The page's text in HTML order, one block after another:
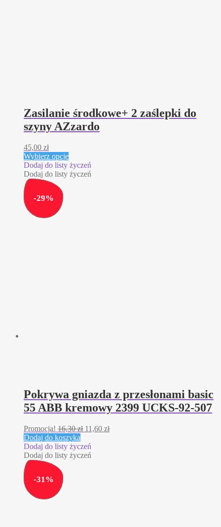
Zasilanie środkowe+ 2 zaślepki do
szyny AZzardo
45,00 zł
Wybierz opcjeTen
produkt
ma
Dodaj do listy życzeń
Dodaj do listy życzeń
-29%
Pokrywa gniazda z przesłonami basic
55 ABB kremowy 2399 UCKS-92-507
Promocja! 16,30zł Pierwotna
wynosiła:
16,30 zł.
11,60 złAktualna
Dodaj do koszyka
Dodaj do listy życzeń
Dodaj do listy życzeń
-31%